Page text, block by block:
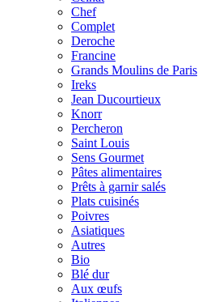
Chef
Complet
Deroche
Francine
Grands Moulins de Paris
Ireks
Jean Ducourtieux
Knorr
Percheron
Saint Louis
Sens Gourmet
Pâtes alimentaires
Prêts à garnir salés
Plats cuisinés
Poivres
Asiatiques
Autres
Bio
Blé dur
Aux œufs